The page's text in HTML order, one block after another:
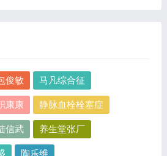
俊敏 马凡综合征
康康 静脉血栓栓塞症
信武 养生堂张厂
陶乐维